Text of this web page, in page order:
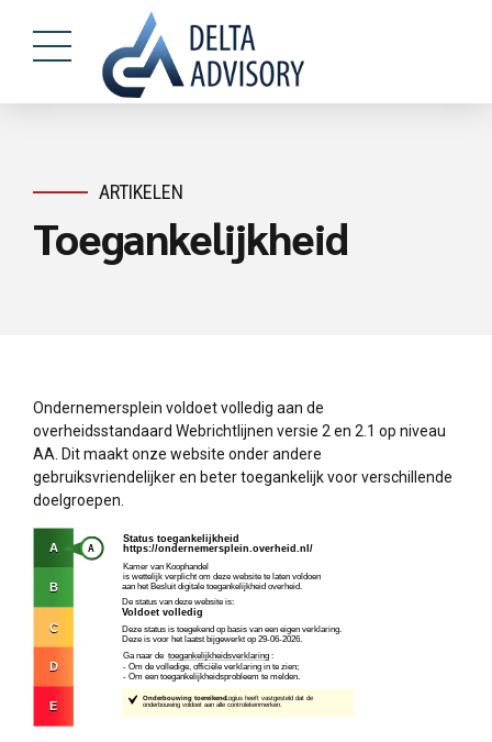
ARTIKELEN
Toegankelijkheid
Ondernemersplein voldoet volledig aan de
overheidsstandaard Webrichtlijnen versie 2 en 2.1 op niveau
AA. Dit maakt onze website onder andere
gebruiksvriendelijker en beter toegankelijk voor verschillende
doelgroepen.